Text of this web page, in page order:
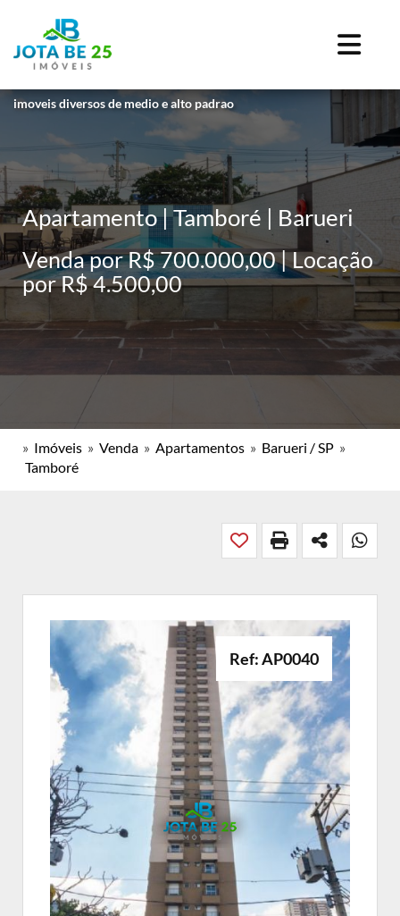
imoveis diversos de medio e alto padrao
Apartamento | Tamboré | Barueri
Venda por R$ 700.000,00 | Locação
por R$ 4.500,00
» Imóveis » Venda » Apartamentos » Barueri / SP »
Tamboré
Ref: AP0040